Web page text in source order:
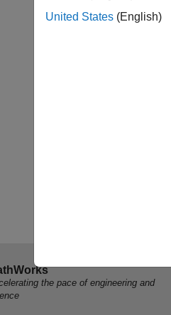
United States (English)
the pace of engineering and